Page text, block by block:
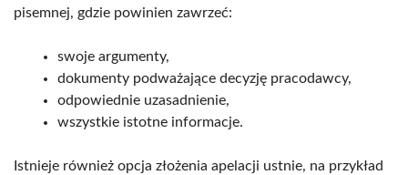
pisemnej, gdzie powinien zawrzeć:
swoje argumenty,
dokumenty podważające decyzję pracodawcy,
odpowiednie uzasadnienie,
wszystkie istotne informacje.
Istnieje również opcja złożenia apelacji ustnie, na przykład